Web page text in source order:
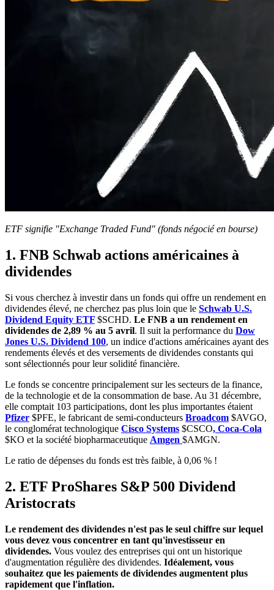
ETF signifie "Exchange Traded Fund" (fonds négocié en bourse)
1. FNB Schwab actions américaines à
dividendes
Si vous cherchez à investir dans un fonds qui offre un rendement en
dividendes élevé, ne cherchez pas plus loin que le Schwab U.S.
Dividend Equity ETF $SCHD. Le FNB a un rendement en
dividendes de 2,89 % au 5 avril. Il suit la performance du Dow
Jones U.S. Dividend 100, un indice d'actions américaines ayant des
rendements élevés et des versements de dividendes constants qui
sont sélectionnés pour leur solidité financière.
Le fonds se concentre principalement sur les secteurs de la finance,
de la technologie et de la consommation de base. Au 31 décembre,
elle comptait 103 participations, dont les plus importantes étaient
Pfizer $PFE, le fabricant de semi-conducteurs Broadcom $AVGO,
le conglomérat technologique Cisco Systems $CSCO, Coca-Cola
$KO et la société biopharmaceutique Amgen $AMGN.
Le ratio de dépenses du fonds est très faible, à 0,06 % !
2. ETF ProShares S&P 500 Dividend
Aristocrats
Le rendement des dividendes n'est pas le seul chiffre sur lequel
vous devez vous concentrer en tant qu'investisseur en
dividendes. Vous voulez des entreprises qui ont un historique
d'augmentation régulière des dividendes. Idéalement, vous
souhaitez que les paiements de dividendes augmentent plus
rapidement que l'inflation.